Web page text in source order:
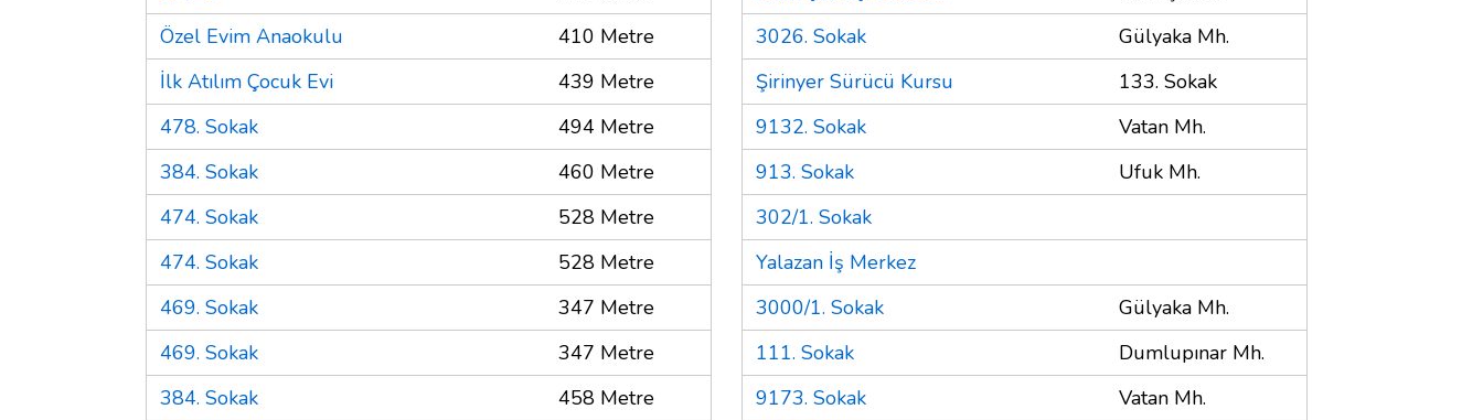
Özel Evim Anaokulu
410 Metre
İlk Atılım Çocuk Evi
439 Metre
478. Sokak
494 Metre
384. Sokak
460 Metre
474. Sokak
528 Metre
474. Sokak
528 Metre
469. Sokak
347 Metre
469. Sokak
347 Metre
384. Sokak
458 Metre
3026. Sokak
Gülyaka Mh.
Şirinyer Sürücü Kursu
133. Sokak
9132. Sokak
Vatan Mh.
913. Sokak
Ufuk Mh.
302/1. Sokak
Yalazan İş Merkez
3000/1. Sokak
Gülyaka Mh.
111. Sokak
Dumlupınar Mh.
9173. Sokak
Vatan Mh.